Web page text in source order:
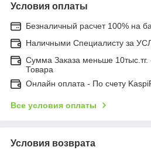
Условия оплаты
Безналичный расчет 100% на
Наличными Специалисту за
Сумма Заказа меньше
Товара
Онлайн оплата - По счету
Все условия оплаты
Условия возврата